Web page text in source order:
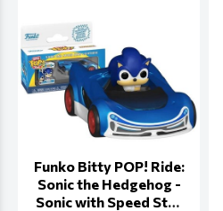
Funko Bitty POP! Ride:
Sonic the Hedgehog -
Sonic with Speed Star